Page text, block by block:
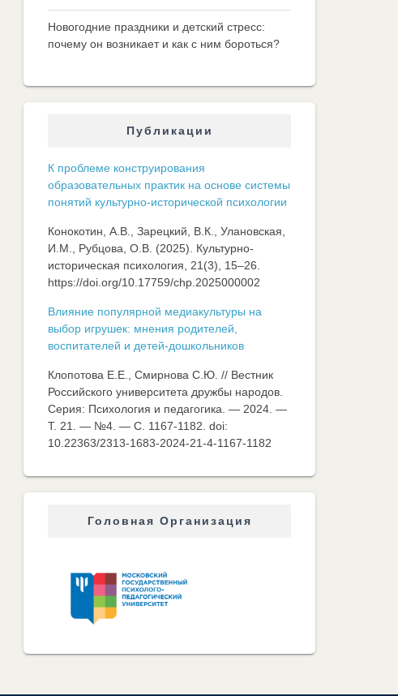
Новогодние праздники и детский стресс:
почему он возникает и как с ним бороться?
Публикации
К проблеме конструирования
образовательных практик на основе системы
понятий культурно-исторической психологии
Конокотин, А.В., Зарецкий, В.К., Улановская,
И.М., Рубцова, О.В. (2025). Культурно-
историческая психология, 21(3), 15–26.
https://doi.org/10.17759/chp.2025000002
Влияние популярной медиакультуры на
выбор игрушек: мнения родителей,
воспитателей и детей-дошкольников
Клопотова Е.Е., Смирнова С.Ю. // Вестник
Российского университета дружбы народов.
Серия: Психология и педагогика. — 2024. —
Т. 21. — №4. — C. 1167-1182. doi:
10.22363/2313-1683-2024-21-4-1167-1182
Головная Организация